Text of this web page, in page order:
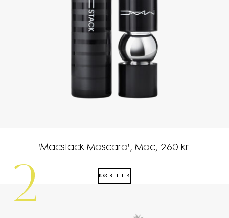
'Macstack Mascara', Mac, 260 kr.
KØB HER
2